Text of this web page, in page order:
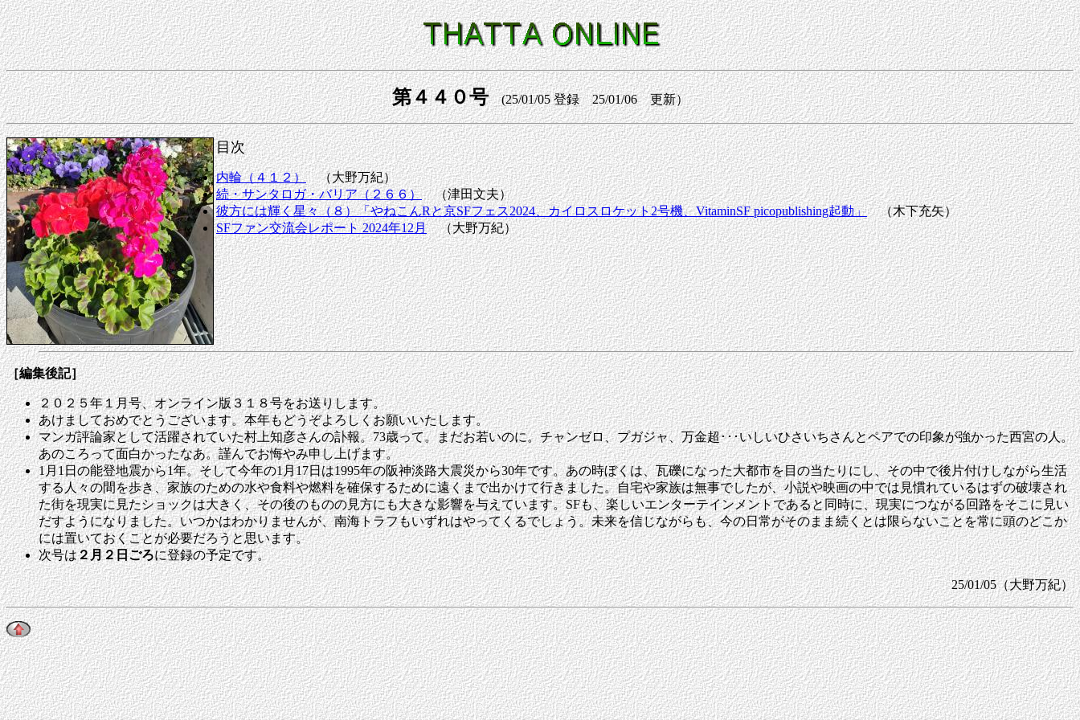
第４４０号(25/01/05 登録 25/01/06 更新）
目次
内輪（４１２）（大野万紀）
続・サンタロガ・バリア（２６６）（津田文夫）
彼方には輝く星々（８）「やねこんRと京SFフェス2024、カイロスロケット2号機、VitaminSF picopublishing起動」（木下充矢）
SFファン交流会レポート 2024年12月（大野万紀）
［編集後記］
２０２５年１月号、オンライン版３１８号をお送りします。
あけましておめでとうございます。本年もどうぞよろしくお願いいたします。
マンガ評論家として活躍されていた村上知彦さんの訃報。73歳って。まだお若いのに。チャンゼロ、プガジャ、万金超･･･いしいひさいちさんとペアでの印象が強かった西宮の人。
あのころって面白かったなあ。謹んでお悔やみ申し上げます。
1月1日の能登地震から1年。そして今年の1月17日は1995年の阪神淡路大震災から30年です。あの時ぼくは、瓦礫になった大都市を目の当たりにし、その中で後片付けしながら生活
する人々の間を歩き、家族のための水や食料や燃料を確保するために遠くまで出かけて行きました。自宅や家族は無事でしたが、小説や映画の中では見慣れているはずの破壊され
た街を現実に見たショックは大きく、その後のものの見方にも大きな影響を与えています。SFも、楽しいエンターテインメントであると同時に、現実につながる回路をそこに見い
だすようになりました。いつかはわかりませんが、南海トラフもいずれはやってくるでしょう。未来を信じながらも、今の日常がそのまま続くとは限らないことを常に頭のどこか
には置いておくことが必要だろうと思います。
次号は２月２日ごろに登録の予定です。
25/01/05（大野万紀）